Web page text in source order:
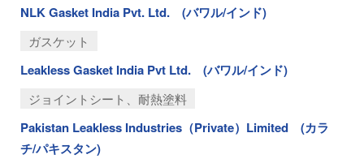
NLK Gasket India Pvt. Ltd. (バワル/インド)
ガスケット
Leakless Gasket India Pvt Ltd. (バワル/インド)
ジョイントシート、耐熱塗料
Pakistan Leakless Industries（Private）Limited (カラ
チ/パキスタン)